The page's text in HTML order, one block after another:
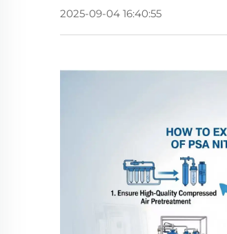
2025-09-04 16:40:55